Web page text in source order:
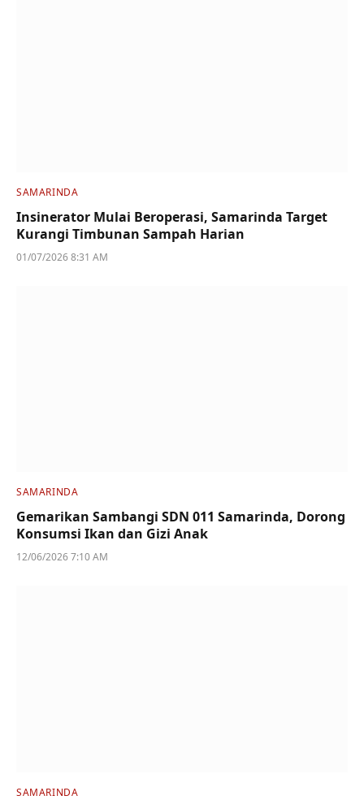
SAMARINDA
Insinerator Mulai Beroperasi, Samarinda Target
Kurangi Timbunan Sampah Harian
01/07/2026 8:31 AM
SAMARINDA
Gemarikan Sambangi SDN 011 Samarinda, Dorong
Konsumsi Ikan dan Gizi Anak
12/06/2026 7:10 AM
SAMARINDA